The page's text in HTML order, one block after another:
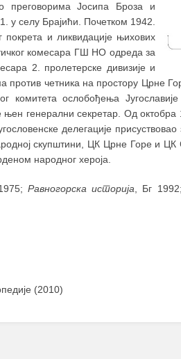
преговорима Јосипа Броза и
у селу Брајићи. Почетком 1942.
и ликвидације њихових
комесара ГШ НО одреда за
2. пролетерске дивизије и
против четника на простору Црне
комитета ослобођења
генерални секретар. Од октобра
делегације
скупштини, ЦК Црне Горе и
народног хероја.
Равногорска историја , Бг
(2010)